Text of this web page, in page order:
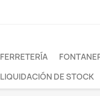
FERRETERÍA
LIQUIDACIÓN DE STOCK